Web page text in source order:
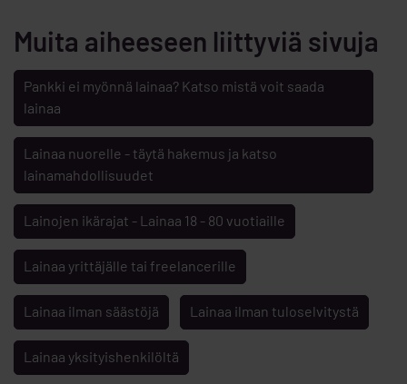
Muita aiheeseen liittyviä sivuja
Pankki ei myönnä lainaa? Katso mistä voit saada
lainaa
Lainaa nuorelle - täytä hakemus ja katso
lainamahdollisuudet
Lainojen ikärajat - Lainaa 18 - 80 vuotiaille
Lainaa yrittäjälle tai freelancerille
Lainaa ilman säästöjä Lainaa ilman tuloselvitystä
Lainaa yksityishenkilöltä